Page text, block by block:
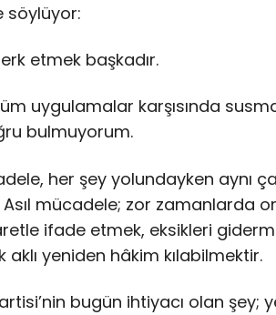
söylüyor:
etmek başkadır.
uygulamalar karşısında
bulmuyorum.
her şey yolundayken aynı
mücadele; zor zamanlarda
ifade etmek, eksikleri
yeniden hâkim kılabilmektir.
bugün ihtiyacı olan şey;